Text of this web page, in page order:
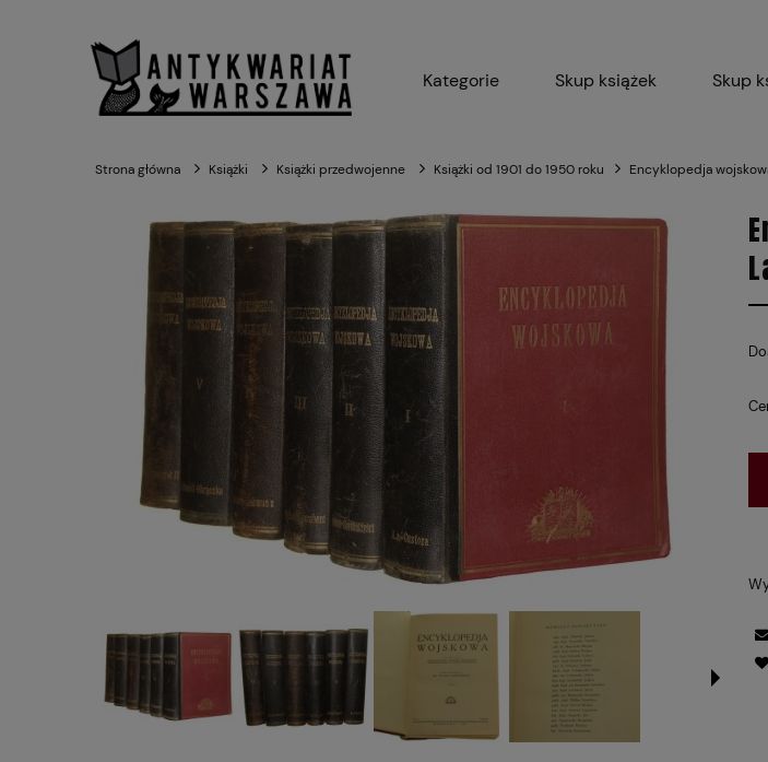
Kategorie Skup książek Skup
Strona główna Książki Książki przedwojenne Książki od 1901 do 1950 roku Encyklopedja